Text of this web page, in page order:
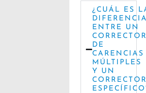
¿CUÁL ES
DIFERENCIA
ENTRE UN
CORRECTOR
DE
CARENCIAS
MÚLTIPLES
Y UN
CORRECTOR